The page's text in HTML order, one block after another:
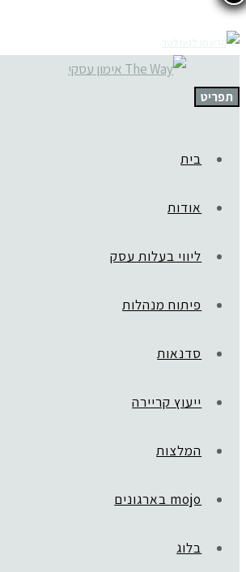
תפריט
בית
אודות
ליווי בעלות עסק
פיתוח מנהלות
סדנאות
ייעוץ קריירה
המלצות
mojo בארגונים
בלוג